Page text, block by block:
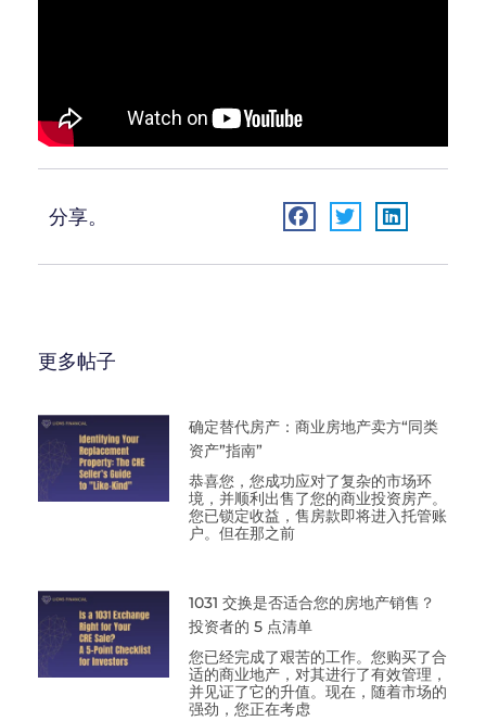
分享。
更多帖子
确定替代房产：商业房地产卖方“同类
资产”指南”
恭喜您，您成功应对了复杂的市场环
境，并顺利出售了您的商业投资房产。
您已锁定收益，售房款即将进入托管账
户。但在那之前
1031 交换是否适合您的房地产销售？
投资者的 5 点清单
您已经完成了艰苦的工作。您购买了合
适的商业地产，对其进行了有效管理，
并见证了它的升值。现在，随着市场的
强劲，您正在考虑